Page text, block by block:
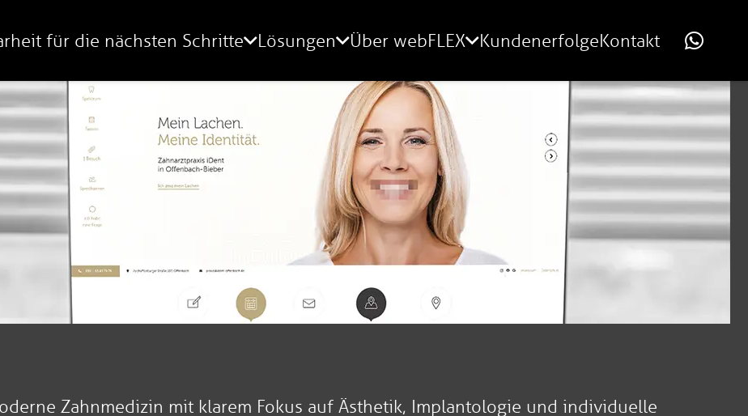
für die nächsten Schritte Lösungen Über webFLEX KundenerfolgeKontakt
Zahnmedizin mit klarem Fokus auf Ästhetik, Implantologie und individuelle